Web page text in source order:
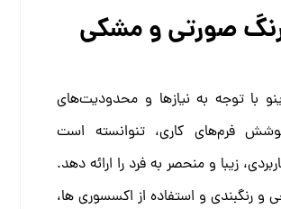
رنگ صورتی و مشکی
با توجه به نیازها و محدودیت‌های
فرم‌های کاری، تنوانسته است
زیبا و منحصر به فرد را ارائه دهد.
و رنگبندی و استفاده از اکسسوری ها،